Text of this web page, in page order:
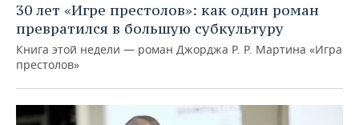
30 лет «Игре престолов»: как один роман
превратился в большую субкультуру
Книга этой недели — роман Джорджа Р. Р. Мартина «Игра
престолов»